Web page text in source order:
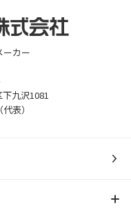
ーカー
九沢1081
表）